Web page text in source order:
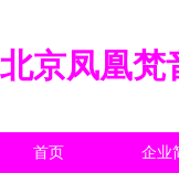
北京凤凰梵
首页 企业